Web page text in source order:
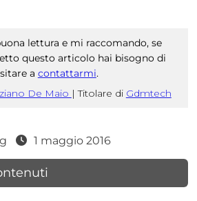
lettura e mi raccomando, se
questo articolo hai bisogno di
a contattarmi.
De Maio | Titolare di Gdmtech
1 maggio 2016